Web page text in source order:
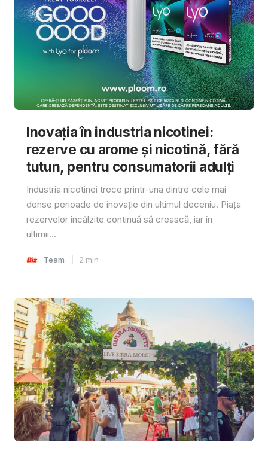
Inovația în industria nicotinei:
rezerve cu arome și nicotină, fără
tutun, pentru consumatorii adulți
Industria nicotinei trece printr-una dintre cele mai
dense perioade de inovație din ultimul deceniu. Piața
rezervelor încălzite continuă să crească, iar în
ultimii...
Team 2 min